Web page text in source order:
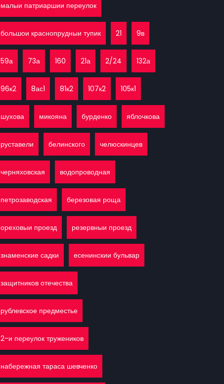
малыи патриаршии переулок
большои краснопрудныи тупик 21 9в
59а 73а 160 21а 2/24 132а
96к2 8ас1 81к2 107к2 105к1
шухова микояна бурденко яблочкова
руставели белинского челюскинцев
черняховская водопроводная
петрозаводская березовая роща
ореховыи проезд резервныи проезд
знаменские садки есенинскии бульвар
защитников отечества
рублевское предместье
2-и переулок тружеников
набережная тараса шевченко